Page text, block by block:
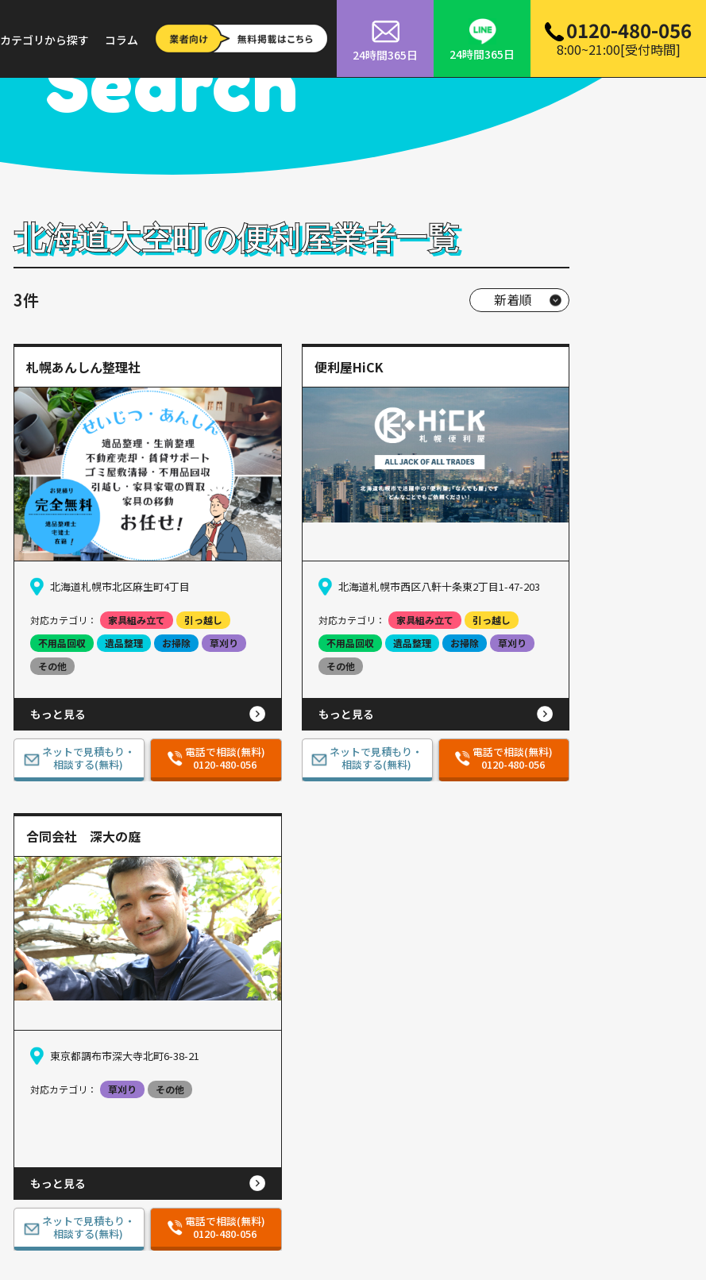
カテゴリから探す
コラム
24時間365日
24時間365日
0120-480-056
8:00~21:00[受付時間]
Search
北海道大空町の便利屋業者一覧
3件
札幌あんしん整理社
北海道札幌市北区麻生町4丁目
対応カテゴリ： 家具組み立て
引っ越し
不用品回収
遺品整理 お掃除
草刈り
その他
もっと見る
ネットで見積もり・
相談する(無料)
電話で相談(無料)
0120-480-056
便利屋HiCK
北海道札幌市西区八軒十条東2丁目1-47-203
対応カテゴリ： 家具組み立て
引っ越し
不用品回収
遺品整理 お掃除
草刈り
その他
もっと見る
ネットで見積もり・
相談する(無料)
電話で相談(無料)
0120-480-056
合同会社 深大の庭
東京都調布市深大寺北町6-38-21
対応カテゴリ： 草刈り その他
もっと見る
ネットで見積もり・
相談する(無料)
電話で相談(無料)
0120-480-056